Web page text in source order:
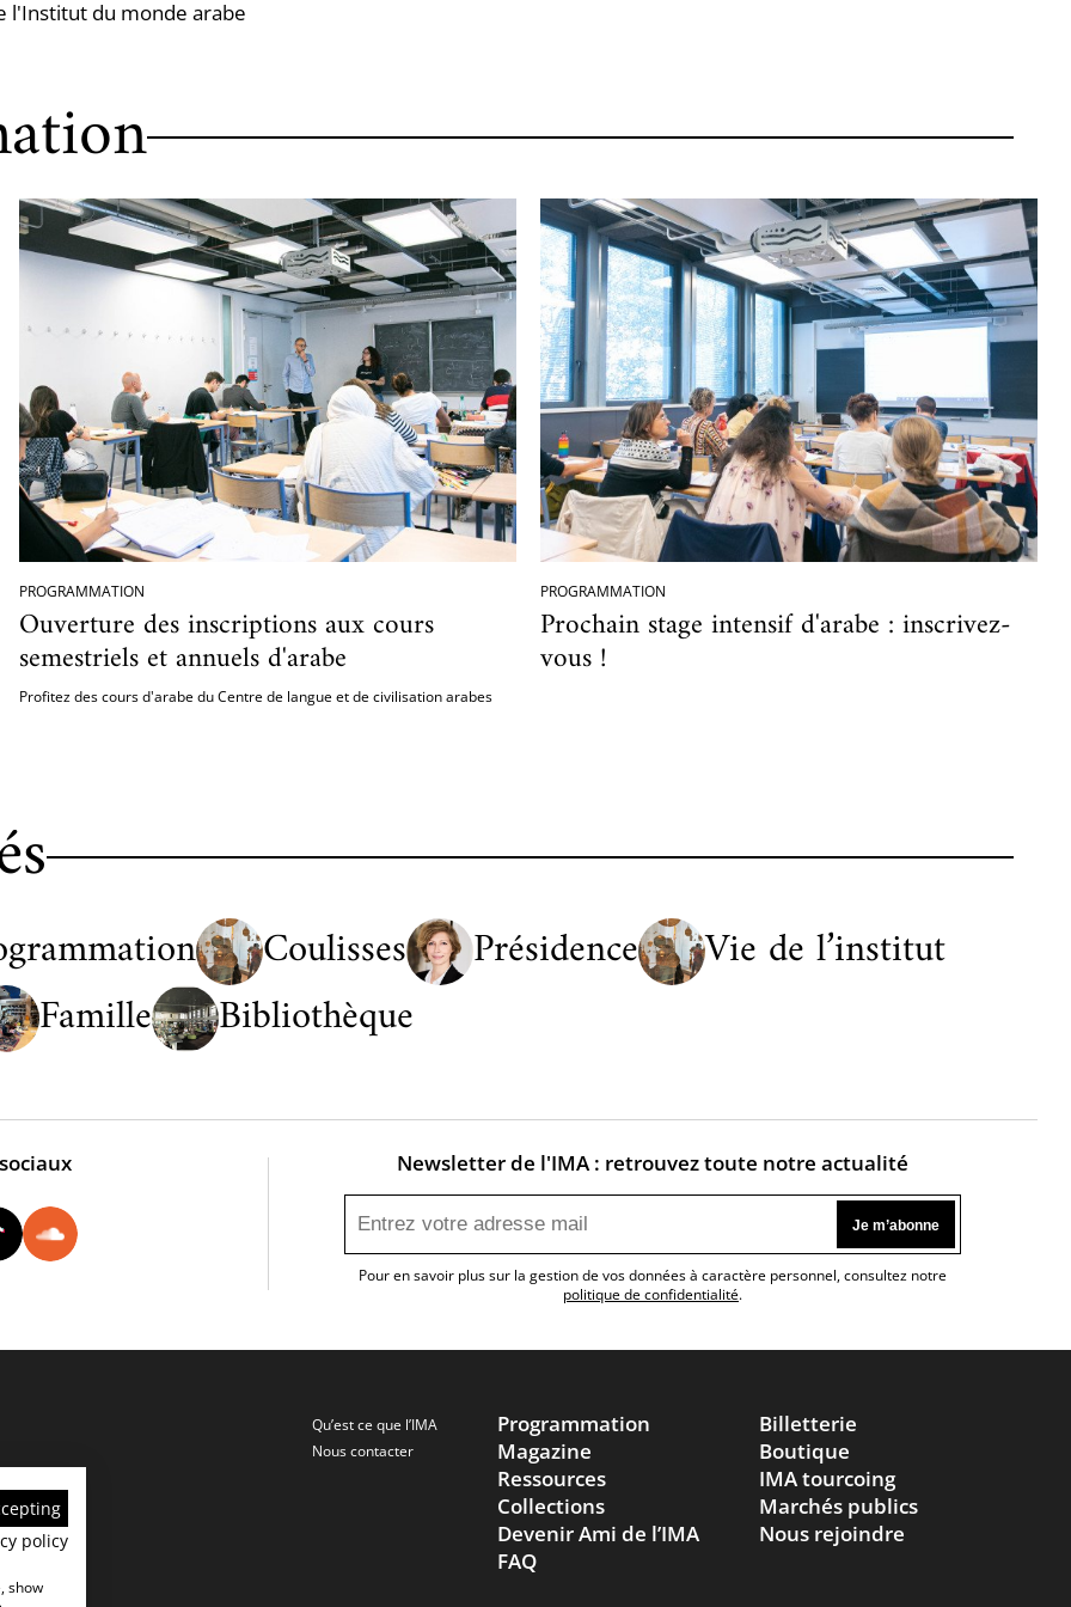
l'Institut du monde arabe
PROGRAMMATION
Ouverture des inscriptions aux cours
semestriels et annuels d'arabe
Profitez des cours d'arabe du Centre de langue et de civilisation arabes
PROGRAMMATION
Prochain stage intensif d'arabe : inscrivez-
vous !
Coulisses Présidence
Vie de l’institut
Famille
Bibliothèque
Instagram
Newsletter de l'IMA : retrouvez toute notre actualité
Pour en savoir plus sur la gestion de vos données à caractère personnel, consultez notre
politique de confidentialité.
Qu’est ce que l’IMA
Nous contacter
Programmation
Magazine
Ressources
Collections
Devenir Ami de l’IMA
FAQ
Billetterie
Boutique
IMA tourcoing
Marchés publics
Nous rejoindre
policy
show